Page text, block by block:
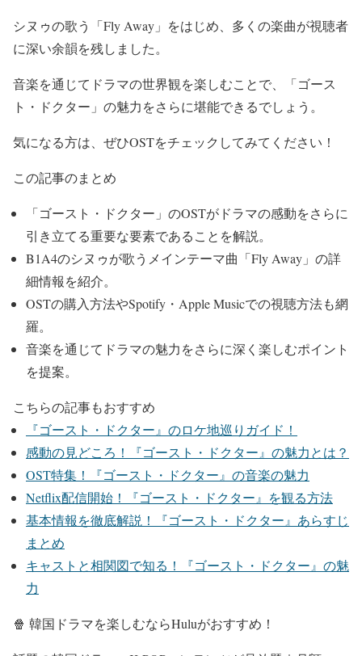
シヌゥの歌う「Fly Away」をはじめ、多くの楽曲が視聴者
に深い余韻を残しました。
音楽を通じてドラマの世界観を楽しむことで、「ゴース
ト・ドクター」の魅力をさらに堪能できるでしょう。
気になる方は、ぜひOSTをチェックしてみてください！
この記事のまとめ
「ゴースト・ドクター」のOSTがドラマの感動をさらに
引き立てる重要な要素であることを解説。
B1A4のシヌゥが歌うメインテーマ曲「Fly Away」の詳
細情報を紹介。
OSTの購入方法やSpotify・Apple Musicでの視聴方法も網
羅。
音楽を通じてドラマの魅力をさらに深く楽しむポイント
を提案。
こちらの記事もおすすめ
『ゴースト・ドクター』のロケ地巡りガイド！
感動の見どころ！『ゴースト・ドクター』の魅力とは？
OST特集！『ゴースト・ドクター』の音楽の魅力
Netflix配信開始！『ゴースト・ドクター』を観る方法
基本情報を徹底解説！『ゴースト・ドクター』あらすじ
まとめ
キャストと相関図で知る！『ゴースト・ドクター』の魅
力
🍿 韓国ドラマを楽しむならHuluがおすすめ！